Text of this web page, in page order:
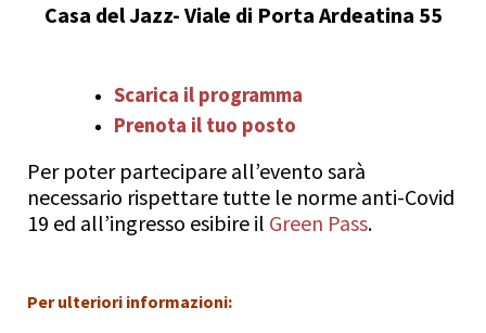
Casa del Jazz- Viale di Porta Ardeatina 55
Scarica il programma
Prenota il tuo posto
Per poter partecipare all’evento sarà
necessario rispettare tutte le norme anti-Covid
19 ed all’ingresso esibire il Green Pass.
Per ulteriori informazioni: